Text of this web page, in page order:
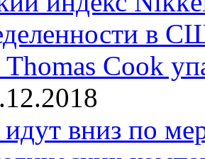
в
Cook
вниз по